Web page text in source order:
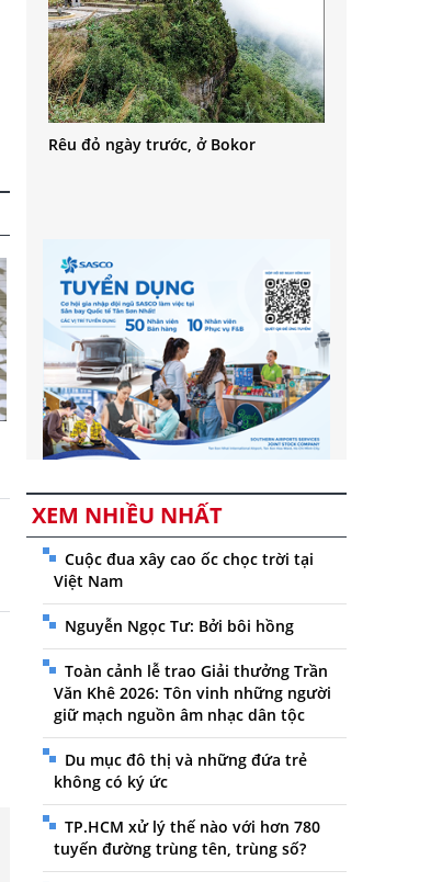
Rêu đỏ ngày trước, ở Bokor
XEM NHIỀU NHẤT
Cuộc đua xây cao ốc chọc trời tại
Việt Nam
Nguyễn Ngọc Tư: Bởi bôi hồng
Toàn cảnh lễ trao Giải thưởng Trần
Văn Khê 2026: Tôn vinh những người
giữ mạch nguồn âm nhạc dân tộc
Du mục đô thị và những đứa trẻ
không có ký ức
TP.HCM xử lý thế nào với hơn 780
tuyến đường trùng tên, trùng số?